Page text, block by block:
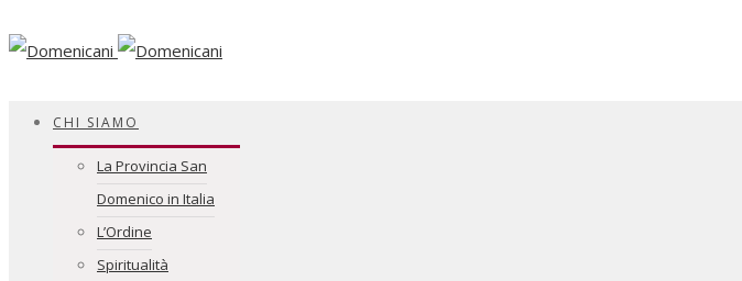
Facebook
CHI SIAMO
La Provincia San
Domenico in Italia
L’Ordine
Spiritualità